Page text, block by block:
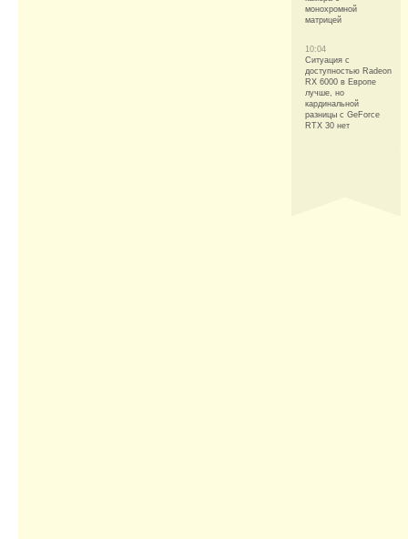
монохромной
матрицей
10:04
Ситуация с
доступностью Radeon
RX 6000 в Европе
лучше, но
кардинальной
разницы с GeForce
RTX 30 нет